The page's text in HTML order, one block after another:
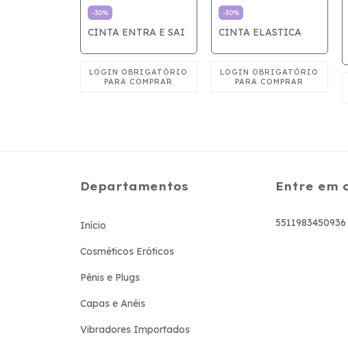
-30%
CINTA ENTRA E SAI
-30%
CINTA ELASTICA
Departamentos
Início
Cosméticos Eróticos
Pênis e Plugs
Capas e Anéis
Vibradores Importados
Entre em
5511983450936